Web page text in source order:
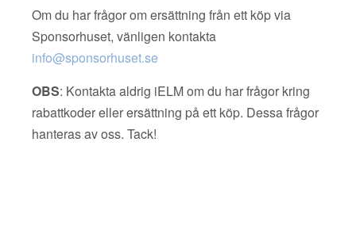
Om du har frågor om ersättning från ett köp via
Sponsorhuset, vänligen kontakta
info@sponsorhuset.se
OBS: Kontakta aldrig iELM om du har frågor kring
rabattkoder eller ersättning på ett köp. Dessa frågor
hanteras av oss. Tack!